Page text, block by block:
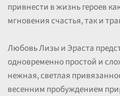
привнести в жизнь героев
мгновения счастья, так и
Любовь Лизы и Эраста
одновременно простой и
нежная, светлая
весенним пробуждением